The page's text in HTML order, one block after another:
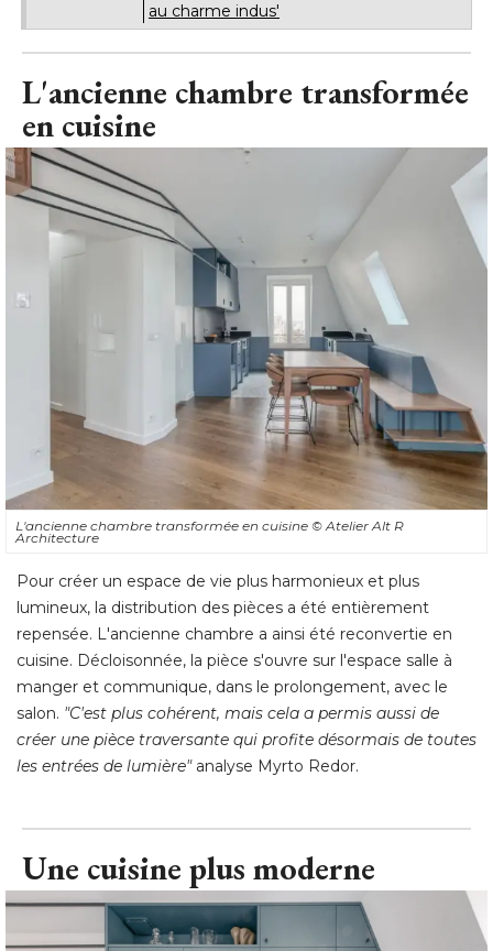
au charme indus'
L'ancienne chambre transformée
en cuisine
L'ancienne chambre transformée en cuisine © Atelier Alt R
Architecture
Pour créer un espace de vie plus harmonieux et plus
lumineux, la distribution des pièces a été entièrement
repensée. L'ancienne chambre a ainsi été reconvertie en
cuisine. Décloisonnée, la pièce s'ouvre sur l'espace salle à
manger et communique, dans le prolongement, avec le
salon. "C'est plus cohérent, mais cela a permis aussi de
créer une pièce traversante qui profite désormais de toutes
les entrées de lumière" analyse Myrto Redor.
Une cuisine plus moderne